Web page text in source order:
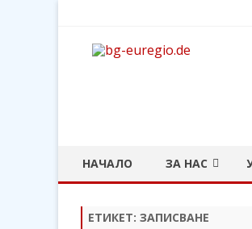
bg-euregio.de
Български културен и
НАЧАЛО ЗА НАС
ЕТИКЕТ: ЗАПИСВАНЕ